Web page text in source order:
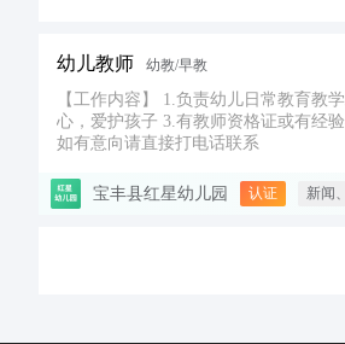
幼儿教师 幼教/早教
【工作内容】 1.负责幼儿日常教育教学工作. 2.遵守幼儿园规章制
心，爱护孩子 3.有教师资格证或有经验者优先 【工作时间】 周一至周五 【薪资待遇】 能力决定收入具体见面详谈 招聘有效期：2026
如有意向请直接打电话联系
宝丰县红星幼儿园 认证 新闻